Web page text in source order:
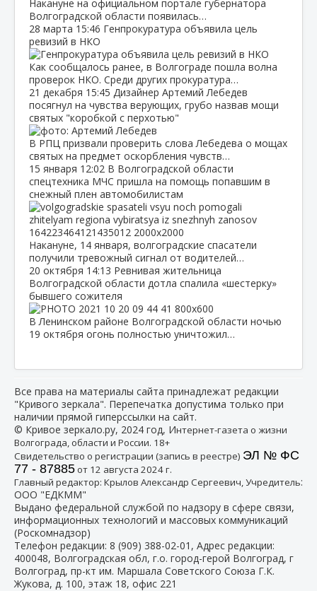
Накануне на официальном портале губернатора
Волгоградской области появилась…
28 марта 15:46 Генпрокуратура объявила цель
ревизий в НКО
Как сообщалось ранее, в Волгограде пошла волна
проверок НКО. Среди других прокуратура…
21 декабря 15:45 Дизайнер Артемий Лебедев
посягнул на чувства верующих, грубо назвав мощи
святых "коробкой с перхотью"
В РПЦ призвали проверить слова Лебедева о мощах
святых на предмет оскорбления чувств…
15 января 12:02 В Волгоградской области
спецтехника МЧС пришла на помощь попавшим в
снежный плен автомобилистам
Накануне, 14 января, волгоградские спасатели
получили тревожный сигнал от водителей…
20 октября 14:13 Ревнивая жительница
Волгоградской области дотла спалила «шестерку»
бывшего сожителя
В Ленинском районе Волгоградской области ночью
19 октября огонь полностью уничтожил…
Все права на материалы сайта принадлежат редакции
"Кривого зеркала". Перепечатка допустима только при
наличии прямой гиперссылки на сайт.
© Кривое зеркало.ру, 2024 год, Интернет-газета о жизни
Волгограда, области и России. 18+
Свидетельство о регистрации (запись в реестре) ЭЛ № ФС
77 - 87885от 12 августа 2024 г.
Главный редактор: Крылов Александр Сергеевич, Учредитель:
ООО "ЕДКММ"
Выдано федеральной службой по надзору в сфере связи,
информационных технологий и массовых коммуникаций
(Роскомнадзор)
Телефон редакции: 8 (909) 388-02-01 , Адрес редакции:
400048, Волгоградская обл, г.о. город-герой Волгоград, г
Волгоград, пр-кт им. Маршала Советского Союза Г.К.
Жукова, д. 100, этаж 18, офис 221